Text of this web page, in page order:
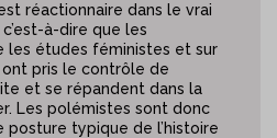
réactionnaire dans le vrai
à-dire que les
les études féministes et sur
pris le contrôle de
et se répandent dans la
Les polémistes sont donc
posture typique de l’histoire